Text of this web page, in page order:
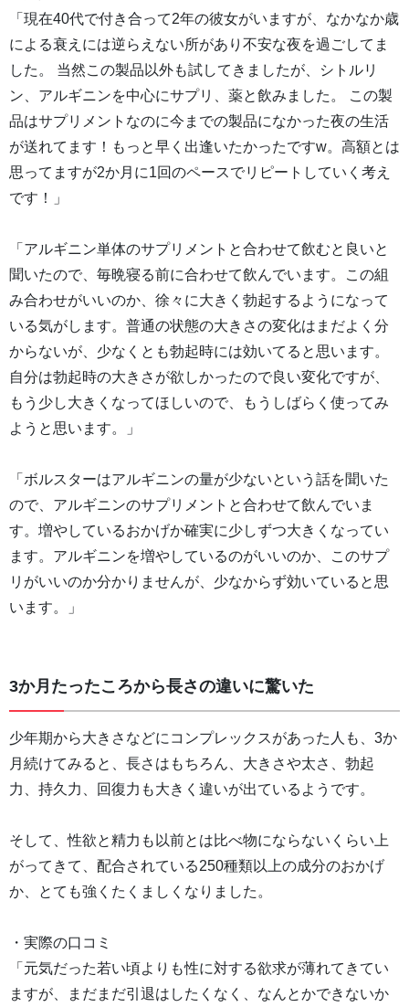
「現在40代で付き合って2年の彼女がいますが、なかなか歳
による衰えには逆らえない所があり不安な夜を過ごしてま
した。 当然この製品以外も試してきましたが、シトルリ
ン、アルギニンを中心にサプリ、薬と飲みました。 この製
品はサプリメントなのに今までの製品になかった夜の生活
が送れてます！もっと早く出逢いたかったですw。高額とは
思ってますが2か月に1回のペースでリピートしていく考え
です！」
「アルギニン単体のサプリメントと合わせて飲むと良いと
聞いたので、毎晩寝る前に合わせて飲んでいます。この組
み合わせがいいのか、徐々に大きく勃起するようになって
いる気がします。普通の状態の大きさの変化はまだよく分
からないが、少なくとも勃起時には効いてると思います。
自分は勃起時の大きさが欲しかったので良い変化ですが、
もう少し大きくなってほしいので、もうしばらく使ってみ
ようと思います。」
「ボルスターはアルギニンの量が少ないという話を聞いた
ので、アルギニンのサプリメントと合わせて飲んでいま
す。増やしているおかげか確実に少しずつ大きくなってい
ます。アルギニンを増やしているのがいいのか、このサプ
リがいいのか分かりませんが、少なからず効いていると思
います。」
3か月たったころから長さの違いに驚いた
少年期から大きさなどにコンプレックスがあった人も、3か
月続けてみると、長さはもちろん、大きさや太さ、勃起
力、持久力、回復力も大きく違いが出ているようです。
そして、性欲と精力も以前とは比べ物にならないくらい上
がってきて、配合されている250種類以上の成分のおかげ
か、とても強くたくましくなりました。
・実際の口コミ
「元気だった若い頃よりも性に対する欲求が薄れてきてい
ますが、まだまだ引退はしたくなく、なんとかできないか